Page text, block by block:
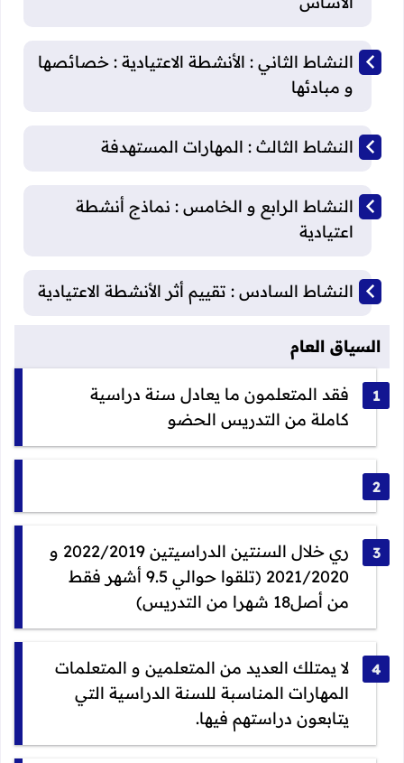
النشاط الثاني : الأنشطة الاعتيادية : خصائصها
و مبادئها
النشاط الثالث : المهارات المستهدفة
النشاط الرابع و الخامس : نماذج أنشطة
اعتيادية
النشاط السادس : تقييم أثر الأنشطة الاعتيادية
السياق العام
فقد المتعلمون ما يعادل سنة دراسية
كاملة من التدريس الحضو
ري خلال السنتين الدراسيتين 2022/2019 و
2021/2020 (تلقوا حوالي 9.5 أشهر فقط
من أصل18 شهرا من التدريس)
لا يمتلك العديد من المتعلمين و المتعلمات
المهارات المناسبة للسنة الدراسية التي
يتابعون دراستهم فيها.